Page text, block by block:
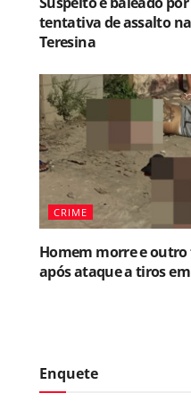
tentativa de assalto
Teresina
CRIME
Homem morre e
após ataque a tiros
Enquete